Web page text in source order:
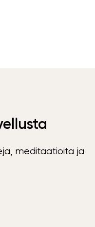
meditaatioita ja